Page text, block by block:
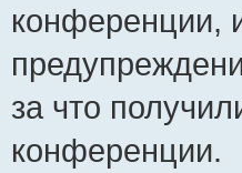
конференции,
за что
конференции.